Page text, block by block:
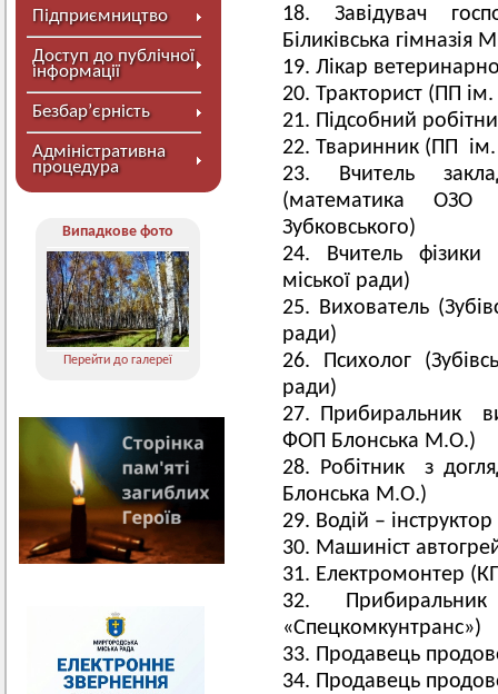
Підприємництво
Доступ до публічної
інформації
Безбар’єрність
Адміністративна
процедура
Випадкове фото
Перейти до галереї
Завідувач
Біликівська гімназія
Лікар
Тракторист (ПП ім.
Підсобний
Тваринник (ПП ім.
Вчитель
(математика ОЗО
Зубковського)
Вчитель фізики
міської ради)
Вихователь
ради)
Психолог
ради)
Прибиральник
ФОП Блонська М.О.)
Робітник з
Блонська М.О.)
Водій –
Машиніст
Електромонтер
«Спецкомкунтранс»)
Продавець
Продавець